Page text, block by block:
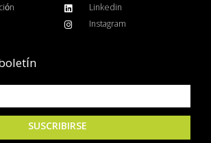
Linkedin
Instagram
SUSCRIBIRSE